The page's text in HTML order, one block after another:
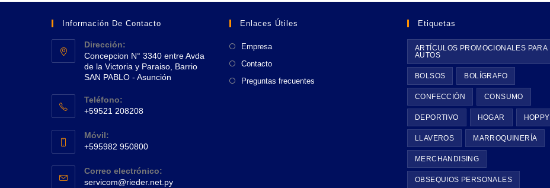
Información De Contacto
Dirección:
Concepcion N° 3340 entre Avda
de la Victoria y Paraiso, Barrio
SAN PABLO - Asunción
abre
una
nueva
Teléfono:
+59521 208208
abre
en
tu
aplicación
Móvil:
+595982 950800
abre
Correo electrónico:
servicom@rieder.net.pySe
Enlaces Útiles
Empresa
Contacto
Preguntas frecuentes
Etiquetas
ARTÍCULOS PROMOCIONALES PARA
AUTOS
BOLSOS BOLÍGRAFO
CONFECCIÓN CONSUMO
DEPORTIVO HOGAR HOPPY
LLAVEROS MARROQUINERÍA
MERCHANDISING
OBSEQUIOS PERSONALES